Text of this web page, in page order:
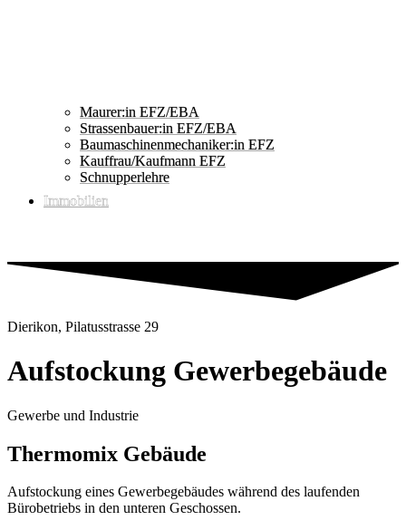
Maurer:in EFZ/EBA
Strassenbauer:in EFZ/EBA
Baumaschinenmechaniker:in EFZ
Kauffrau/Kaufmann EFZ
Schnupperlehre
Immobilien
Dierikon, Pilatusstrasse 29
Aufstockung Gewerbegebäude
Gewerbe und Industrie
Thermomix Gebäude
Aufstockung eines Gewerbegebäudes während des laufenden
Bürobetriebs in den unteren Geschossen.